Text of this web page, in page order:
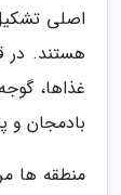
اصلی
هستند. در
بادمجان و
منطقه ها